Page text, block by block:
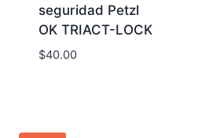
seguridad Petzl
OK TRIACT-LOCK
$40.00